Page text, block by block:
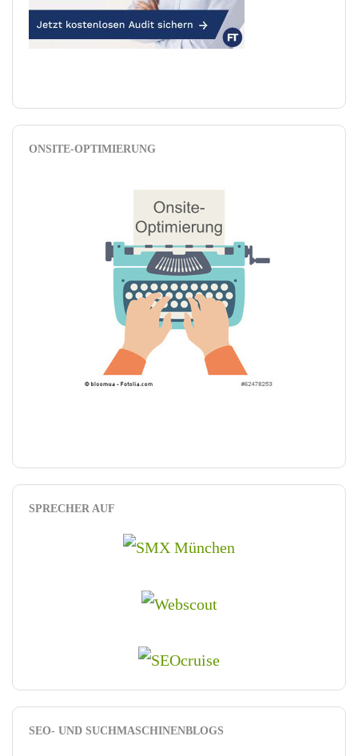
ONSITE-OPTIMIERUNG
SPRECHER AUF
SEO- UND SUCHMASCHINENBLOGS